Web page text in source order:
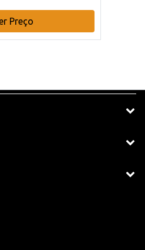
Preço